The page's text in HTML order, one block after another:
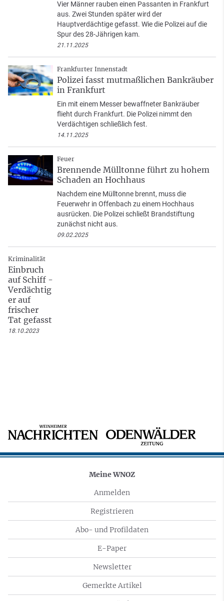
Vier Männer rauben einen Passanten in Frankfurt
aus. Zwei Stunden später wird der
Hauptverdächtige gefasst. Wie die Polizei auf die
Spur des 28-Jährigen kam.
21.11.2025
Frankfurter Innenstadt
Polizei fasst mutmaßlichen Bankräuber
in Frankfurt
Ein mit einem Messer bewaffneter Bankräuber
flieht durch Frankfurt. Die Polizei nimmt den
Verdächtigen schließlich fest.
14.11.2025
Feuer
Brennende Mülltonne führt zu hohem
Schaden an Hochhaus
Nachdem eine Mülltonne brennt, muss die
Feuerwehr in Offenbach zu einem Hochhaus
ausrücken. Die Polizei schließt Brandstiftung
zunächst nicht aus.
09.02.2025
Kriminalität
Einbruch
auf Schiff -
Verdächtig
er auf
frischer
Tat gefasst
18.10.2023
Meine WNOZ
Anmelden
Registrieren
Abo- und Profildaten
E-Paper
Newsletter
Gemerkte Artikel